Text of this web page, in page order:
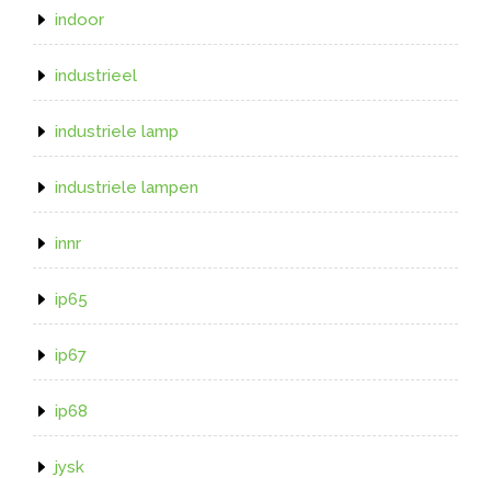
indoor
industrieel
industriele lamp
industriele lampen
innr
ip65
ip67
ip68
jysk